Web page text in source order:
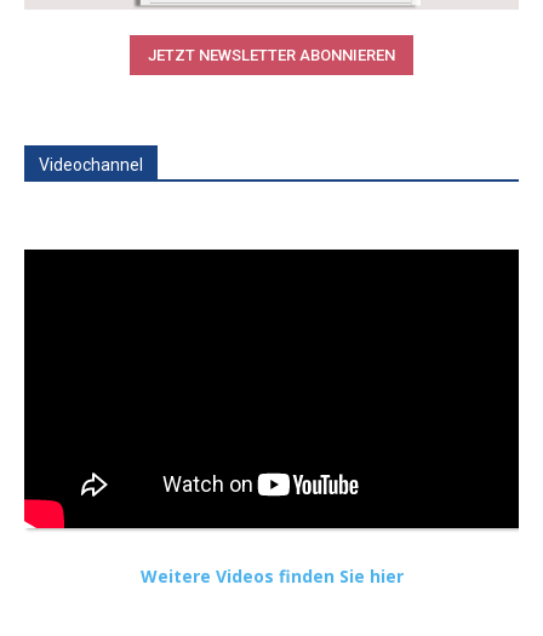
JETZT NEWSLETTER ABONNIEREN
Videochannel
Weitere Videos finden Sie hier